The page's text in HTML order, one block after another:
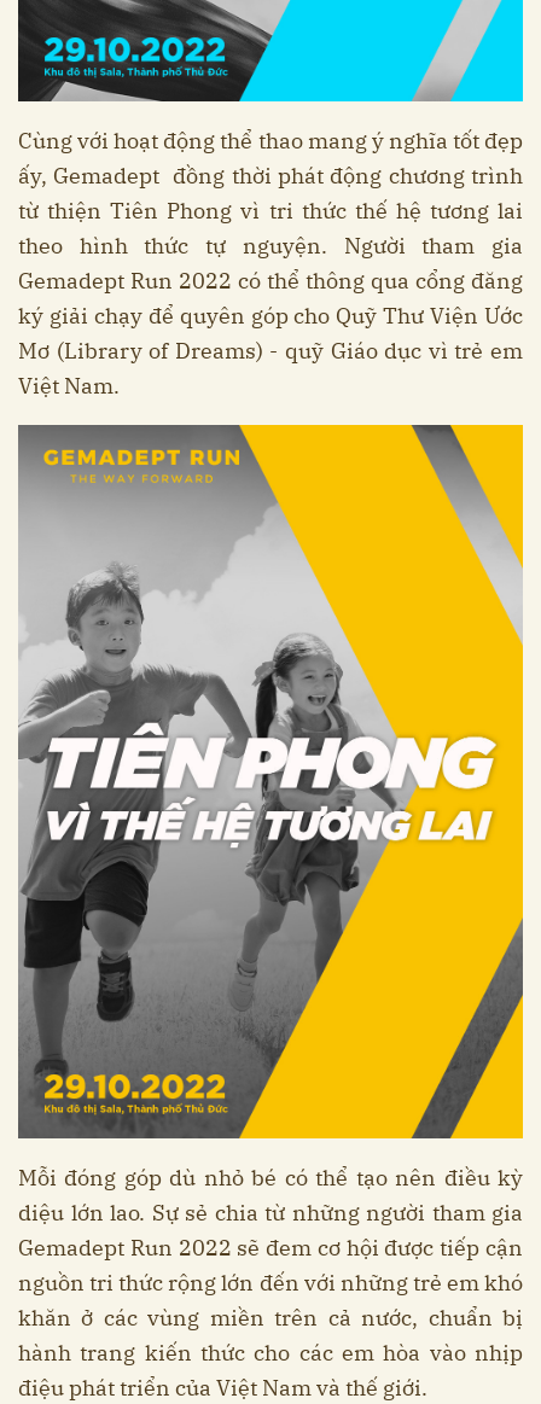
Cùng với hoạt động thể thao mang ý nghĩa tốt đẹp
ấy, Gemadept đồng thời phát động chương trình
từ thiện Tiên Phong vì tri thức thế hệ tương lai
theo hình thức tự nguyện. Người tham gia
Gemadept Run 2022 có thể thông qua cổng đăng
ký giải chạy để quyên góp cho Quỹ Thư Viện Ước
Mơ (Library of Dreams) - quỹ Giáo dục vì trẻ em
Việt Nam.
Mỗi đóng góp dù nhỏ bé có thể tạo nên điều kỳ
diệu lớn lao. Sự sẻ chia từ những người tham gia
Gemadept Run 2022 sẽ đem cơ hội được tiếp cận
nguồn tri thức rộng lớn đến với những trẻ em khó
khăn ở các vùng miền trên cả nước, chuẩn bị
hành trang kiến thức cho các em hòa vào nhịp
điệu phát triển của Việt Nam và thế giới.